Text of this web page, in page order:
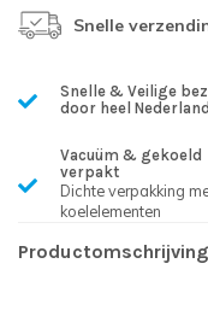
Snelle
Snelle & Veilige
door heel Nederland
Vacuüm & gekoeld
verpakt
Dichte verpakking
koelelementen
Productomschrijving